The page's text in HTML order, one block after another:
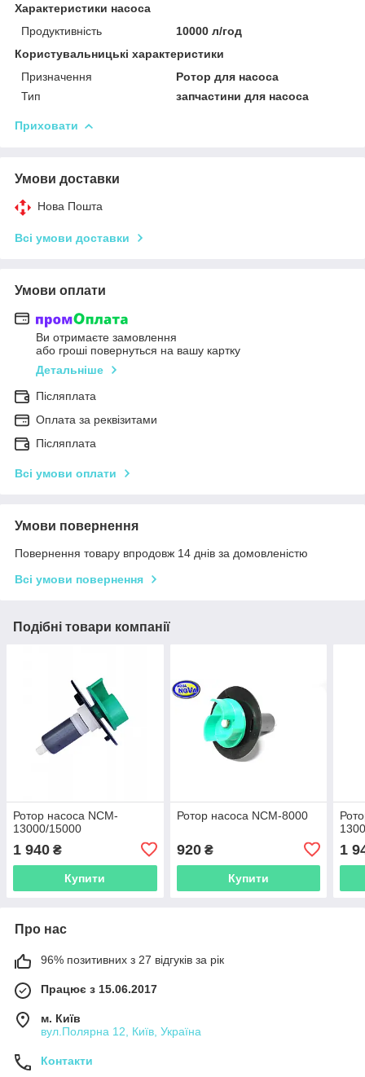
Характеристики насоса
Продуктивність
10000 л/год
Користувальницькі характеристики
Призначення
Ротор для насоса
Тип
запчастини для насоса
Приховати
Умови доставки
Нова Пошта
Всі умови доставки
Умови оплати
Ви отримаєте замовлення
або гроші повернуться на вашу картку
Детальніше
Післяплата
Оплата за реквізитами
Післяплата
Всі умови оплати
Умови повернення
Повернення товару впродовж 14 днів за домовленістю
Всі умови повернення
Подібні товари компанії
Ротор насоса NCM-
13000/15000
1 940 ₴
Купити
Ротор насоса NCM-8000
920₴
Купити
1
Про нас
96% позитивних з 27 відгуків за рік
Працює з 15.06.2017
м. Київ
вул.Полярна 12, Київ, Україна
Контакти